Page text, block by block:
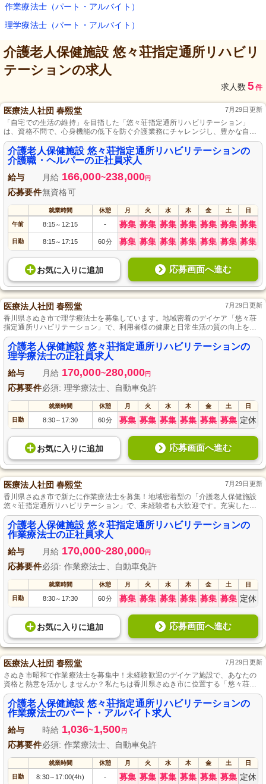
作業療法士（パート・アルバイト）
理学療法士（パート・アルバイト）
介護老人保健施設 悠々荘指定通所リハビリ
テーションの求人
求人数 5 件
医療法人社団 春熙堂 7月29日更新
「自宅での生活の維持」を目指した「悠々荘指定通所リハビリテーション」
は、資格不問で、心身機能の低下を防ぐ介護業務にチャレンジし、豊かな自然
の中で頑張りがきちんと評価される施設です。
介護老人保健施設 悠々荘指定通所リハビリテーションの
介護職・ヘルパーの正社員求人
給与 月給 166,000~238,000円
応募要件無資格可
就業時間 休憩 月 火 水 木 金 土 日
午前 8:15～ 12:15 - 募集 募集 募集 募集 募集 募集 募集
日勤 8:15～ 17:15 60分 募集 募集 募集 募集 募集 募集 募集
お気に入り に追加 応募画面へ進む
医療法人社団 春熙堂 7月29日更新
香川県さぬき市で理学療法士を募集しています。地域密着のデイケア「悠々荘
指定通所リハビリテーション」で、利用者様の健康と日常生活の質の向上をサ
ポートするやりがいのある職場です。未経験の方でもしっかりとした研修体制
があり、安心してスキルアップが可能。自動車免許をお持ちであれば、さらに
幅広い活躍が期待できます。安定した正社員として、あたたかなコミュニティ
の一員になりませんか？ご応募を心よりお待ちしております。
介護老人保健施設 悠々荘指定通所リハビリテーションの
理学療法士の正社員求人
給与 月給 170,000~280,000円
応募要件必須: 理学療法士、自動車免許
就業時間 休憩 月 火 水 木 金 土 日
日勤 8:30～ 17:30 60分 募集 募集 募集 募集 募集 募集 定休
お気に入り に追加 応募画面へ進む
医療法人社団 春熙堂 7月29日更新
香川県さぬき市で新たに作業療法士を募集！地域密着型の「介護老人保健施設
悠々荘指定通所リハビリテーション」で、未経験者も大歓迎です。充実した研
修体制と実践を通じて、専門スキルを磨けます。作業療法士の資格と運転免許
を活かし、利用者様一人ひとりに寄り添ったリハビリ計画の立案や指導に挑戦
しませんか？安定した生活を送りながら、日々の成長とサポートの手応えを実
感する毎日が待っています。
介護老人保健施設 悠々荘指定通所リハビリテーションの
作業療法士の正社員求人
給与 月給 170,000~280,000円
応募要件必須: 作業療法士、自動車免許
就業時間 休憩 月 火 水 木 金 土 日
日勤 8:30～ 17:30 60分 募集 募集 募集 募集 募集 募集 定休
お気に入り に追加 応募画面へ進む
医療法人社団 春熙堂 7月29日更新
さぬき市昭和で作業療法士を募集中！未経験歓迎のデイケア施設で、あなたの
資格と熱意を活かしませんか？私たちは香川県さぬき市に位置する「悠々荘指
定通所リハビリテーション」で、利用者様の「できる」を増やすためのお手伝
いをしています。フレキシブルな勤務体系でプライベートも大切に。チームワ
ークを大切にしながら、一緒に地域に根差した温かなケアを提供しましょう。
介護老人保健施設 悠々荘指定通所リハビリテーションの
作業療法士のパート・アルバイト求人
給与 時給 1,036~1,500 円
応募要件必須: 作業療法士、自動車免許
就業時間 休憩 月 火 水 木 金 土 日
日勤 8:30～17:00(4h) - 募集 募集 募集 募集 募集 募集 定休